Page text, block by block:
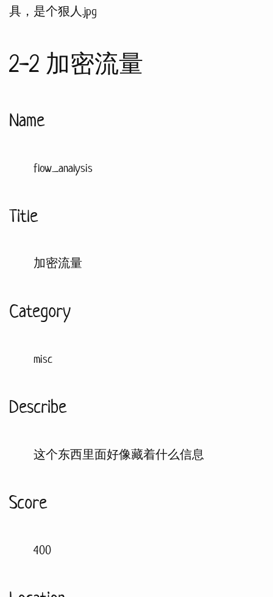
具，是个狠人.jpg
2-2 加密流量
Name
flow_analysis
Title
加密流量
Category
misc
Describe
这个东西里面好像藏着什么信息
Score
400